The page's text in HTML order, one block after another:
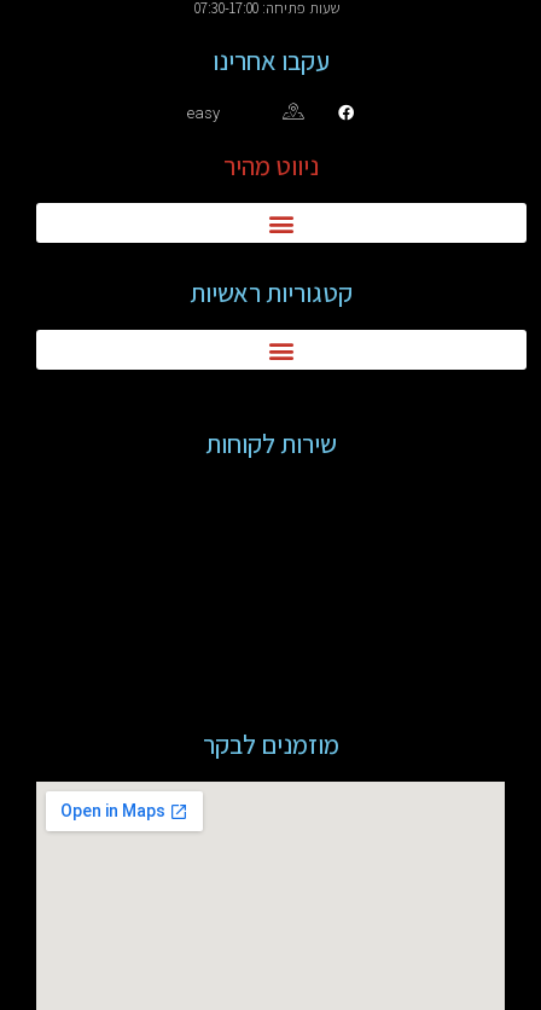
שעות פתיחה: 07:30-17:00
עקבו אחרינו
easy
ניווט מהיר
קטגוריות ראשיות
שירות לקוחות
מוזמנים לבקר